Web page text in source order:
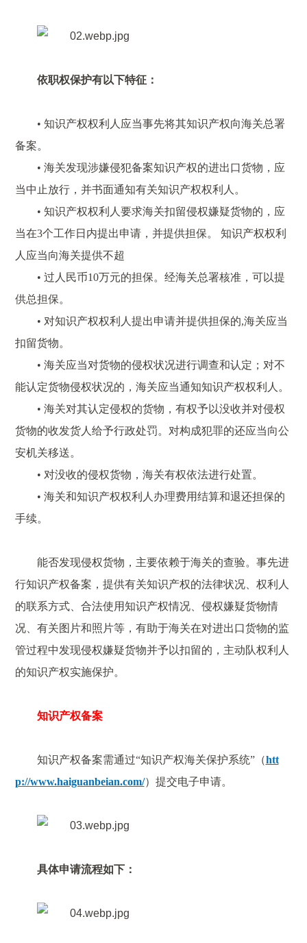
依职权保护有以下特征：
• 知识产权权利人应当事先将其知识产权向海关总署
备案。
• 海关发现涉嫌侵犯备案知识产权的进出口货物，应
当中止放行，并书面通知有关知识产权权利人。
• 知识产权权利人要求海关扣留侵权嫌疑货物的，应
当在3个工作日内提出申请，并提供担保。 知识产权权利
人应当向海关提供不超
• 过人民币10万元的担保。经海关总署核准，可以提
供总担保。
• 对知识产权权利人提出申请并提供担保的,海关应当
扣留货物。
• 海关应当对货物的侵权状况进行调查和认定；对不
能认定货物侵权状况的，海关应当通知知识产权权利人。
• 海关对其认定侵权的货物，有权予以没收并对侵权
货物的收发货人给予行政处罚。对构成犯罪的还应当向公
安机关移送。
• 对没收的侵权货物，海关有权依法进行处置。
• 海关和知识产权权利人办理费用结算和退还担保的
手续。
能否发现侵权货物，主要依赖于海关的查验。事先进
行知识产权备案，提供有关知识产权的法律状况、权利人
的联系方式、合法使用知识产权情况、侵权嫌疑货物情
况、有关图片和照片等，有助于海关在对进出口货物的监
管过程中发现侵权嫌疑货物并予以扣留的，主动队权利人
的知识产权实施保护。
知识产权备案
知识产权备案需通过“知识产权海关保护系统”（htt
p://www.haiguanbeian.com/）提交电子申请。
具体申请流程如下：